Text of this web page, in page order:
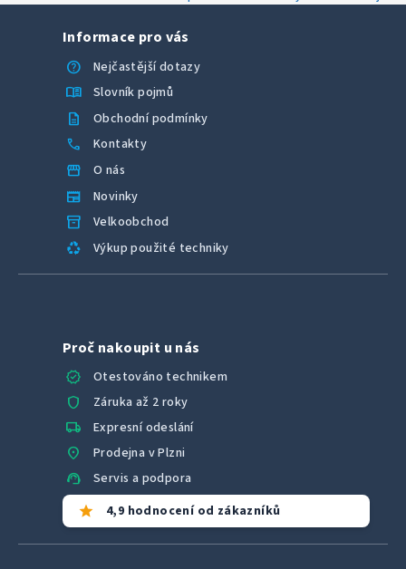
Informace pro vás
help
Nejčastější dotazy
menu_book Slovník pojmů
description Obchodní podmínky
call Kontakty
storefront O nás
newspaper Novinky
inventory_2 Velkoobchod
recycling Výkup použité techniky
Proč nakoupit u nás
verified
Otestováno technikem
shield Záruka až 2 roky
local_shipping Expresní odeslání
location_on Prodejna v Plzni
support_agent Servis a podpora
star 4,9 hodnocení od zákazníků